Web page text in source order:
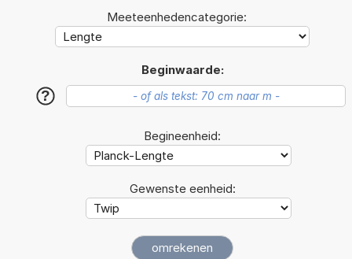
Meeteenhedencategorie:
Beginwaarde:
?
Begineenheid:
Gewenste eenheid: